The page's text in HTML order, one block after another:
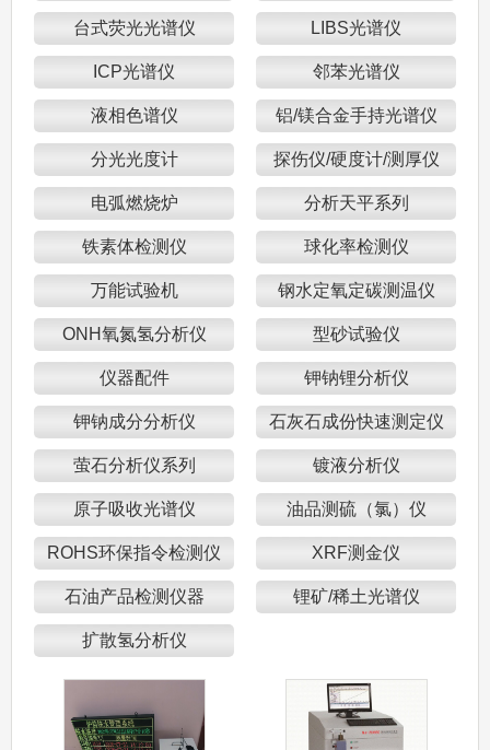
台式荧光光谱仪 LIBS光谱仪
ICP光谱仪 邻苯光谱仪
液相色谱仪 铝/镁合金手持光谱仪
分光光度计 探伤仪/硬度计/测厚仪
电弧燃烧炉 分析天平系列
铁素体检测仪 球化率检测仪
万能试验机 钢水定氧定碳测温仪
ONH氧氮氢分析仪 型砂试验仪
仪器配件 钾钠锂分析仪
钾钠成分分析仪 石灰石成份快速测定仪
萤石分析仪系列 镀液分析仪
原子吸收光谱仪 油品测硫（氯）仪
ROHS环保指令检测仪 XRF测金仪
石油产品检测仪器 锂矿/稀土光谱仪
扩散氢分析仪